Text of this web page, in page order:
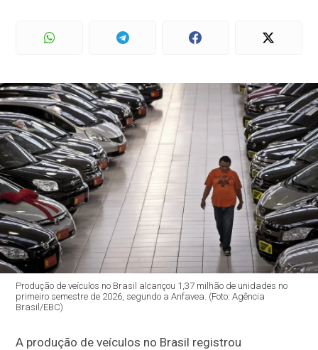
Produção de veículos no Brasil alcançou 1,37 milhão de unidades no
primeiro semestre de 2026, segundo a Anfavea. (Foto: Agência
Brasil/EBC)
A produção de veículos no Brasil registrou